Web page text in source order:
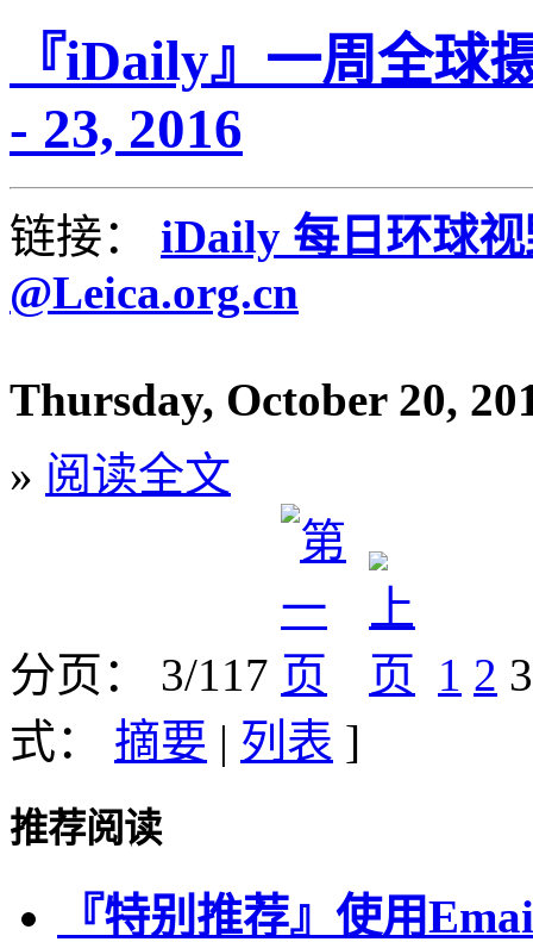
『iDaily』一周全球
- 23, 2016
链接： iDaily 每日环球
@Leica.org.cn
Thursday, October 20,
» 阅读全文
分页： 3/117 1 2 3
式： 摘要 | 列表 ]
推荐阅读
『特别推荐』使用